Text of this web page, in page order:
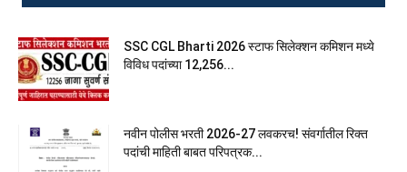
SSC CGL Bharti 2026 स्टाफ सिलेक्शन कमिशन मध्ये
विविध पदांच्या 12,256...
नवीन पोलीस भरती 2026-27 लवकरच! संवर्गातील रिक्त
पदांची माहिती बाबत परिपत्रक...